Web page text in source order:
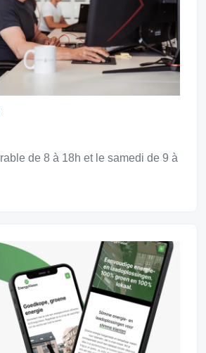
de 8 à 18h et le samedi de 9 à